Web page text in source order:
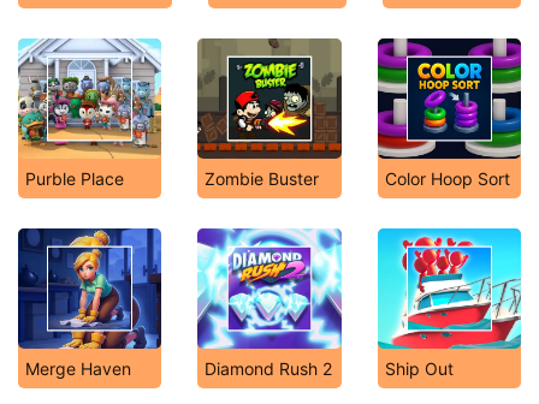
Purble Place Zombie Buster Color Hoop Sort
Merge Haven Diamond Rush 2 Ship Out